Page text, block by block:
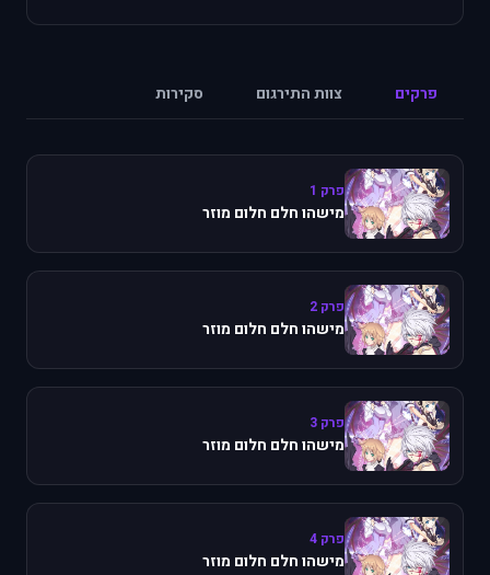
פרקים צוות התירגום סקירות
פרק 1
מישהו חלם חלום מוזר
פרק 2
מישהו חלם חלום מוזר
פרק 3
מישהו חלם חלום מוזר
פרק 4
מישהו חלם חלום מוזר